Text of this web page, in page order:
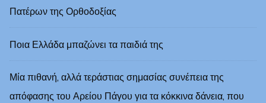
Πατέρων της Ορθοδοξίας
Ποια Ελλάδα μπαζώνει τα παιδιά της
Μία πιθανή, αλλά τεράστιας σημασίας συνέπεια της
απόφασης του Αρείου Πάγου για τα κόκκινα δάνεια, που